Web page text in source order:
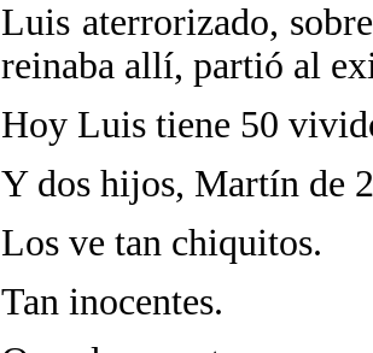
Luis aterrorizado,
reinaba allí, partió al
Hoy Luis tiene 50
Y dos hijos, Martín de
Los ve tan chiquitos.
Tan inocentes.